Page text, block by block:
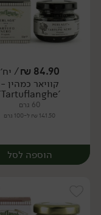
יח׳
84.90
₪/ יח׳
קוויאר כמהין -
'Tartuflanghe'
60 גרם
141.50 ₪ ל-100 גרם
הוספה לסל